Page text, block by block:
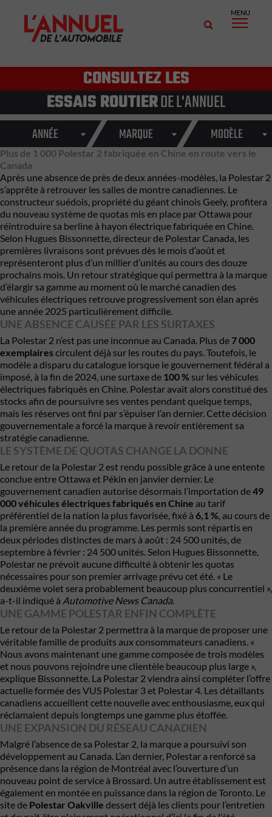
MENU
CONSULTEZ LES
ESSAIS ROUTIERDE L'ANNUEL
ANNÉE MARQUE MODÈLE
Plus de 1 000 Polestar 2 fabriquée en Chine en route vers le
Canada
Après une absence de près de deux années-modèles, la Polestar 2
s’apprête à retrouver les salles de montre canadiennes. Le
constructeur suédois, propriété du géant chinois Geely, profitera
du nouveau système de quotas mis en place par Ottawa pour
réintroduire sa berline à hayon électrique fabriquée en Chine.
Selon Hugues Bissonnette, directeur de Polestar Canada, les
premières livraisons sont prévues dès le mois d’août et
représenteront plus d’un millier d’unités au cours des douze
prochains mois. Un retour stratégique qui permettra à la marque
d’élargir sa gamme au moment où le marché canadien des
véhicules électriques retrouve progressivement son élan après
une année 2025 particulièrement difficile.
UNE ABSENCE CAUSÉE PAR LES SURTAXES
La Polestar 2 n’est pas une inconnue au Canada. Plus de 7 000
exemplairescirculent déjà sur les routes du pays. Toutefois, le
modèle a disparu du catalogue lorsque le gouvernement fédéral a
imposé, à la fin de 2024, une surtaxe de 100 % sur les véhicules
électriques fabriqués en Chine. Polestar avait alors constitué des
stocks afin de poursuivre ses ventes pendant quelque temps,
mais les réserves ont fini par s’épuiser l’an dernier. Cette décision
gouvernementale a forcé la marque à revoir entièrement sa
stratégie canadienne.
LE SYSTÈME DE QUOTAS CHANGE LA DONNE
Le retour de la Polestar 2 est rendu possible grâce à une entente
conclue entre Ottawa et Pékin en janvier dernier. Le
gouvernement canadien autorise désormais l’importation de49
000 véhicules électriques fabriqués en Chine au tarif
préférentiel de la nation la plus favorisée, fixé à 6,1 %, au cours de
la première année du programme. Les permis sont répartis en
deux périodes distinctes de mars à août : 24 500 unités, de
septembre à février : 24 500 unités. Selon Hugues Bissonnette,
Polestar ne prévoit aucune difficulté à obtenir les quotas
nécessaires pour son premier arrivage prévu cet été. « Le
deuxième volet sera probablement beaucoup plus concurrentiel »,
a-t-il indiqué à Automotive News Canada.
UNE GAMME POLESTAR ENFIN COMPLÈTE
Le retour de la Polestar 2 permettra à la marque de proposer une
véritable famille de produits aux consommateurs canadiens. «
Nous avons maintenant une gamme composée de trois modèles
et nous pouvons rejoindre une clientèle beaucoup plus large »,
explique Bissonnette. La Polestar 2 viendra ainsi compléter l’offre
actuelle formée des VUS Polestar 3 et Polestar 4. Les détaillants
canadiens accueillent cette nouvelle avec enthousiasme, eux qui
réclamaient depuis longtemps une gamme plus étoffée.
UNE EXPANSION DU RÉSEAU CANADIEN
Malgré l’absence de sa Polestar 2, la marque a poursuivi son
développement au Canada. L’an dernier, Polestar a renforcé sa
présence dans la région de Montréal avec l’ouverture d’un
nouveau point de service à Brossard. Un autre établissement est
également en montée en puissance dans la région de Toronto. Le
site de Polestar Oakville dessert déjà les clients pour l’entretien